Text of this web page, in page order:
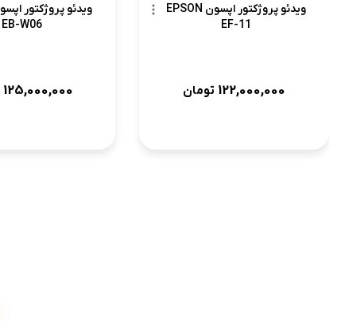
ویدئو پروژکتور اپسون EPSON
EF-11
122,000,000 تومان
EB-W06
125,000,000